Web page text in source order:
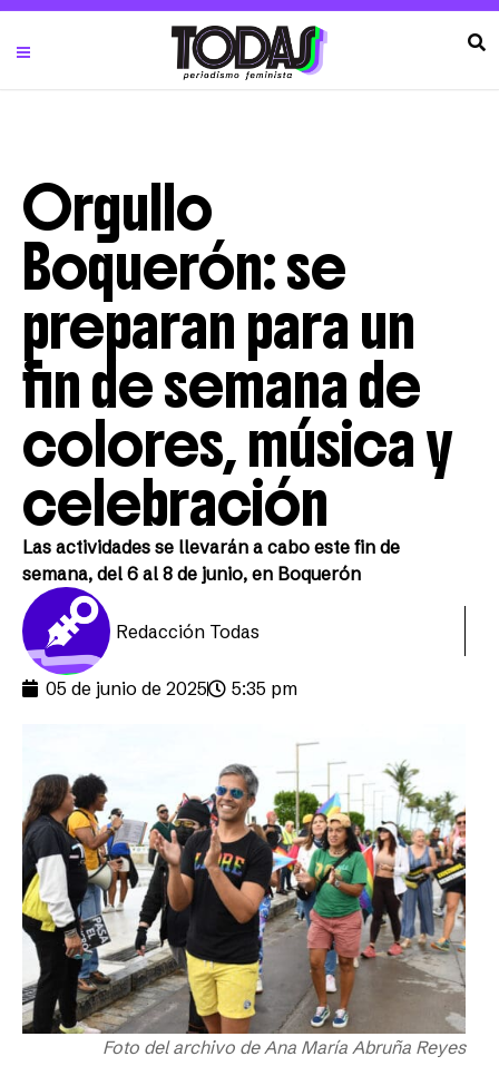
Orgullo
Boquerón: se
preparan para un
fin de semana de
colores, música y
celebración
Las actividades se llevarán a cabo este fin de
semana, del 6 al 8 de junio, en Boquerón
Redacción Todas
05 de junio de 2025 5:35 pm
Foto del archivo de Ana María Abruña Reyes